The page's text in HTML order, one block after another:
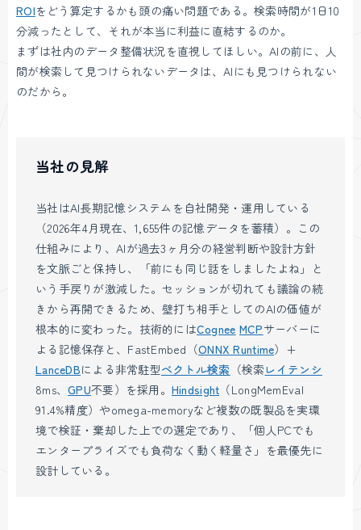
ROIをどう算定するかも頭の痛い問題である。検索時間が1日10
分減ったとして、それが本当に利益に直結するのか。
まずは社内のデータ整備状況を直視してほしい。AIの前に、人
間が検索して見つけられないデータは、AIにも見つけられない
のだから。
当社の見解
当社はAI長期記憶システムを自社開発・運用している
（2026年4月現在、1,655件の記憶データを蓄積）。この
仕組みにより、AIが過去3ヶ月分の経営判断や設計方針
を文脈ごと保持し、「前にも同じ話をしましたよね」と
いう手戻りが激減した。セッションが切れても議論の続
きから再開できるため、壁打ち相手としてのAIの価値が
根本的に変わった。技術的にはCognee MCPサーバーに
よる記憶保存と、FastEmbed（ONNX Runtime）+
LanceDBによる非常駐型ベクトル検索 （検索レイテンシ
8ms、GPU不要）を採用。 Hindsight （LongMemEval
91.4%精度）やomega-memoryなど複数の既製品を実環
境で検証・棄却した上での選定であり、「個人PCでも
エンタープライズでも負荷なく動く軽量さ」を最優先に
設計している。